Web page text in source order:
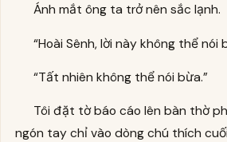
Ánh mắt ông ta trở nên sắc lạnh.
“Hoài Sênh, lời này không thể nói
“Tất nhiên không thể nói bừa.”
Tôi đặt tờ báo cáo lên bàn thờ
ngón tay chỉ vào dòng chú thích